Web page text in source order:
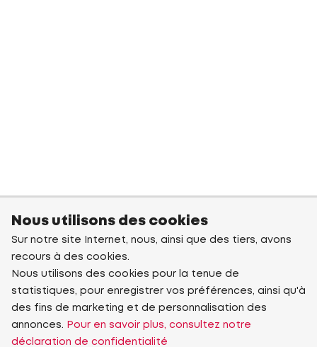
Nous utilisons des cookies
Sur notre site Internet, nous, ainsi que des tiers, avons
recours à des cookies.
Nous utilisons des cookies pour la tenue de
statistiques, pour enregistrer vos préférences, ainsi qu'à
des fins de marketing et de personnalisation des
annonces.
Pour en savoir plus, consultez notre
déclaration de confidentialité